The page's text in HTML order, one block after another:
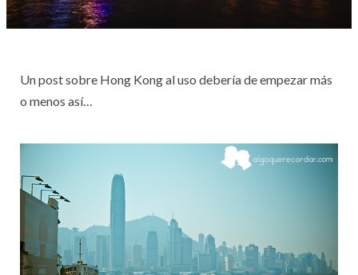
Un post sobre Hong Kong al uso debería de empezar más
o menos así…